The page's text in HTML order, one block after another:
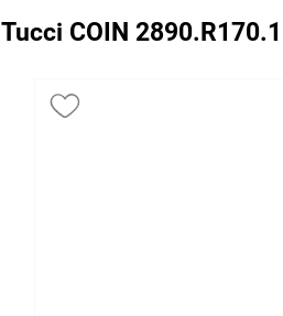
COIN